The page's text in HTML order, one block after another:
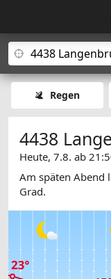
Regen
4438
Heute, 7.8. ab
Am späten Abend
Grad.